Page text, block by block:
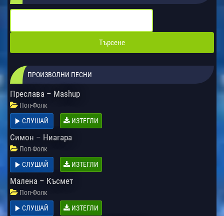
ПРОИЗВОЛНИ ПЕСНИ
Преслава – Mashup
Поп-Фолк
СЛУШАЙ
ИЗТЕГЛИ
Симон – Ниагара
Поп-Фолк
СЛУШАЙ
ИЗТЕГЛИ
Малена – Късмет
Поп-Фолк
СЛУШАЙ
ИЗТЕГЛИ